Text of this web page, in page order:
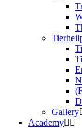
Gallery
Academy